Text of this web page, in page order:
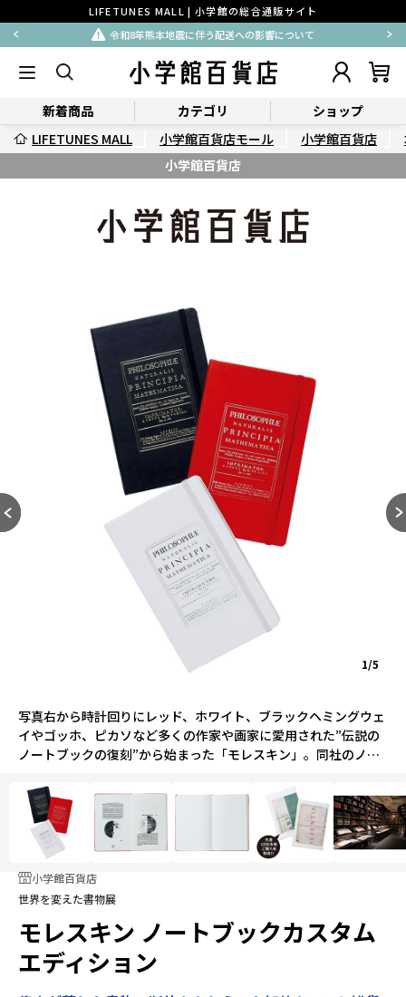
LIFETUNES MALL | 小学館の総合通販サイト
令和8年熊本地震に伴う配送への影響について
新着商品 カテゴリ
ショップ
LIFETUNES MALL
小学館百貨店モール 小学館百貨店
小学館百貨店
写真右から時計回りにレッド、ホワイト、ブラックヘミングウェ
イやゴッホ、ピカソなど多くの作家や画家に愛用された”伝説の
ノートブックの復刻”から始まった「モレスキン」。同社のノー
表紙をあしらった3色を用意。
1/5
小学館百貨店
世界を変えた書物展
モレスキン ノートブックカスタム
エディション